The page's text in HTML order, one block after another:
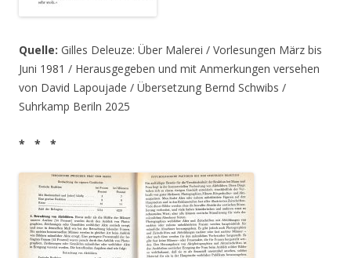
Quelle: Gilles Deleuze: Über Malerei / Vorlesungen März bis
Juni 1981 / Herausgegeben und mit Anmerkungen versehen
von David Lapoujade / Übersetzung Bernd Schwibs /
Suhrkamp Beriln 2025
* * *